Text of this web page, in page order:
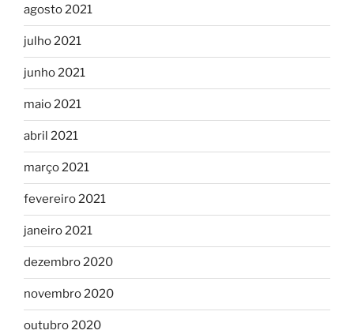
agosto 2021
julho 2021
junho 2021
maio 2021
abril 2021
março 2021
fevereiro 2021
janeiro 2021
dezembro 2020
novembro 2020
outubro 2020